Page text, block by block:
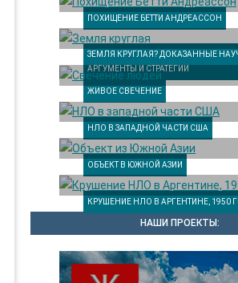
ПОХИЩЕНИЕ БЕТТИ АНДРЕАССОН
ЗЕМЛЯ КРУГЛАЯ? ДОКАЗАННЫЕ
АРГУМЕНТЫ И СТРАТЕГИИ
ЖИВОЕ СВЕЧЕНИЕ
НЛО В ЗАПАДНОЙ ЧАСТИ США
ОБЪЕКТ В ЮЖНОЙ АЗИИ
КРУШЕНИЕ НЛО В АРГЕНТИНЕ, 1950
НАШИ ПРОЕКТЫ: